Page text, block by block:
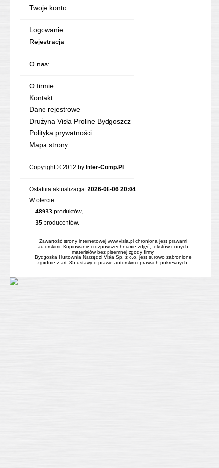
Twoje konto:
Logowanie
Rejestracja
O nas:
O firmie
Kontakt
Dane rejestrowe
Drużyna Visła Proline Bydgoszcz
Polityka prywatności
Mapa strony
Copyright © 2012 by Inter-Comp.Pl
Ostatnia aktualizacja: 2026-08-06 20:04
W ofercie:
- 48933 produktów,
- 35 producentów.
Zawartość strony internetowej www.visla.pl chroniona jest prawami
autorskimi. Kopiowanie i rozpowszechnianie zdjęć, tekstów i innych
materiałów bez pisemnej zgody firmy
Bydgoska Hurtownia Narzędzi Visła Sp. z o.o. jest surowo zabronione
zgodnie z art. 35 ustawy o prawie autorskim i prawach pokrewnych.